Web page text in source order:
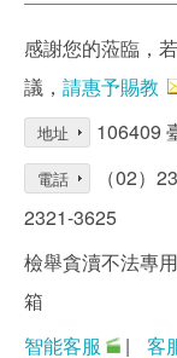
感謝您的蒞臨，
議， 請惠予賜教
地址 106409
電話
（02）
2321-3625
檢舉貪瀆不法專
箱
智能客服
| 客